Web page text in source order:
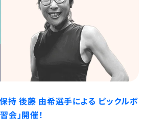
持 後藤 由希選手による ピックルボ
会」開催！